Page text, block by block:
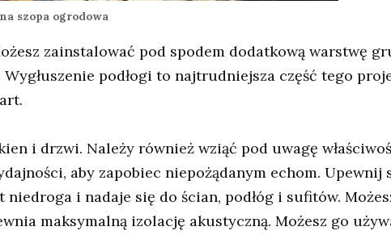
szopa ogrodowa
zainstalować pod spodem dodatkową warstwę
podłogi to najtrudniejsza część tego
i drzwi. Należy również wziąć pod uwagę
aby zapobiec niepożądanym echom. Upewnij
i nadaje się do ścian, podłóg i sufitów.
maksymalną izolację akustyczną. Możesz go